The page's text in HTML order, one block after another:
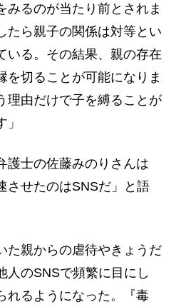
みるのが当たり前とされま
たら親子の関係は対等とい
いる。その結果、親の存在
を切ることが可能になりま
理由だけで子を縛ることが
士の佐藤みのりさんは
させたのはSNSだ」と語
た親からの虐待やきょうだ
人のSNSで頻繁に目にし
れるようになった。『毒